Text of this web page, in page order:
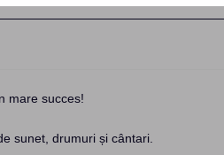
mare succes!
sunet, drumuri și cântari.